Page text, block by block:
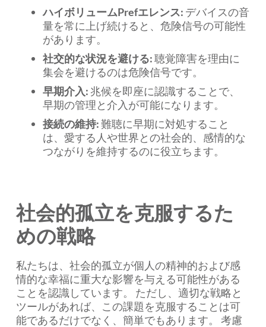
ハイボリュームPrefエレンス: デバイスの音
量を常に上げ続けると、危険信号の可能性
があります。
社交的な状況を避ける:聴覚障害を理由に
集会を避けるのは危険信号です。
早期介入: 兆候を即座に認識することで、
早期の管理と介入が可能になります。
接続の維持:難聴に早期に対処すること
は、愛する人や世界との社会的、感情的な
つながりを維持するのに役立ちます。
社会的孤立を克服するた
めの戦略
私たちは、社会的孤立が個人の精神的および感
情的な幸福に重大な影響を与える可能性がある
ことを認識しています。 ただし、適切な戦略と
ツールがあれば、この課題を克服することは可
能であるだけでなく、簡単でもあります。 考慮